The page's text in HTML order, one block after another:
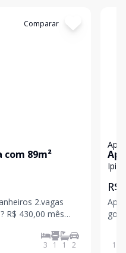
Comparar
89m²
2.vagas
3 1 1 2
R$
vagas
140